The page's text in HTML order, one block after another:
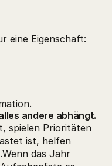
eine Eigenschaft:
andere abhängt.
spielen Prioritäten
ist, helfen
das Jahr